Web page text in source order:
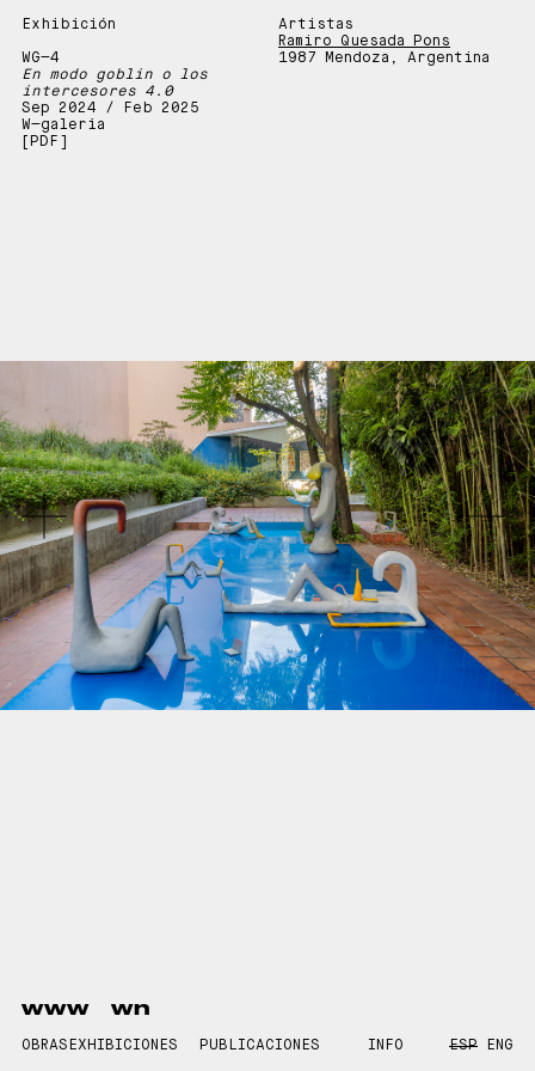
www wn
OBRAS EXHIBICIONES PUBLICACIONES INFO ESP ENG
Exhibición
WG—4
En modo goblin o los
intercesores 4.0
Sep 2024 / Feb 2025
W—galería
[PDF]
Artistas
Ramiro Quesada Pons
1987 Mendoza, Argentina